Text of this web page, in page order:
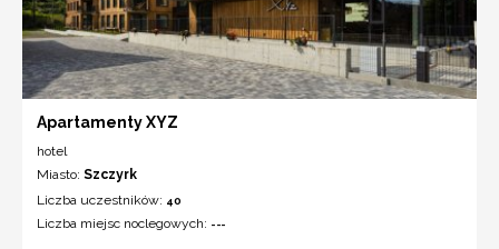
Apartamenty XYZ
hotel
Miasto: Szczyrk
Liczba uczestników: 40
Liczba miejsc noclegowych: ---